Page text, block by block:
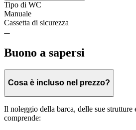
Tipo di WC
Manuale
Cassetta di sicurezza
Buono a sapersi
Cosa è incluso nel prezzo?
Il noleggio della barca, delle sue strutture
comprende: